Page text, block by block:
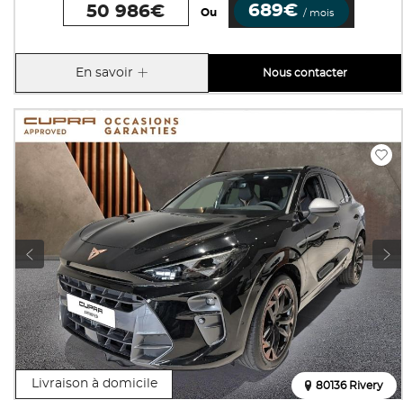
50 986€ Ou 689€ / mois
En savoir Nous contacter
Livraison à domicile 80136 Rivery